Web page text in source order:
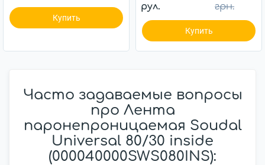
Купить
рул.
грн.
Купить
Часто задаваемые вопросы
про Лента
паронепроницаемая Soudal
Universal 80/30 inside
(000040000SWS080INS):